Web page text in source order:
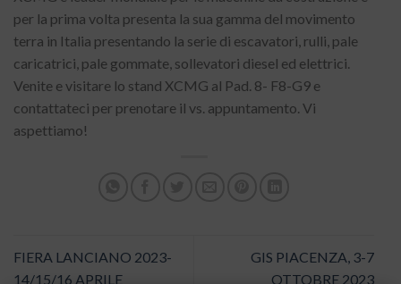
per la prima volta presenta la sua gamma del movimento
terra in Italia presentando la serie di escavatori, rulli, pale
caricatrici, pale gommate, sollevatori diesel ed elettrici.
Venite e visitare lo stand XCMG al Pad. 8- F8-G9 e
contattateci per prenotare il vs. appuntamento. Vi
aspettiamo!
FIERA LANCIANO 2023-
14/15/16 APRILE
GIS PIACENZA, 3-7
OTTOBRE 2023